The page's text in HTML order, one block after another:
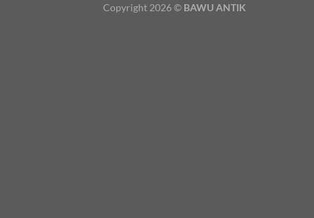
Copyright 2026 © BAWU ANTIK